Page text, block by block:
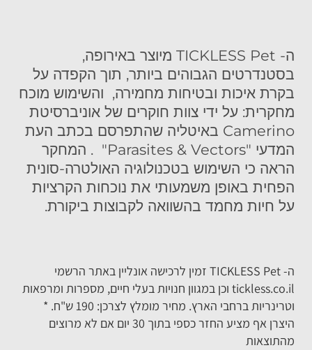
ה- TICKLESS Pet מיוצר באירופה,
בסטנדרטים הגבוהים ביותר, תוך הקפדה על
בקרת איכות ובטיחות מחמירה, והשימוש מוכח
מחקרית: על ידי צוות חוקרים של אוניברסיטת
Camerino באיטליה שהתפרסם בכתב העת
המדעי "Parasites & Vectors" . המחקר
הראה כי השימוש בטכנולוגיה האולטרה-סונית
הפחית באופן משמעותי את נוכחות הקרציות
על חיות מחמד בהשוואה לקבוצות ביקורת.
ה- TICKLESS Pet זמין לרכישה אונליין באתר הרשמי
tickless.co.il וכן במגוון חנויות בעלי חיים, מספרות ומרפאות
וטרינריות ברחבי הארץ.
מחיר מומלץ לצרכן: 190 ש"ח. *
היצרן אף מציע החזר כספי בתוך 30 יום אם לא מרוצים
מהתוצאות